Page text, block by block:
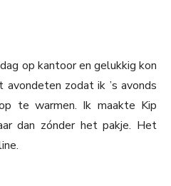
op kantoor en gelukkig kon
zodat ik ’s avonds
te warmen. Ik maakte Kip
dan zónder het pakje. Het